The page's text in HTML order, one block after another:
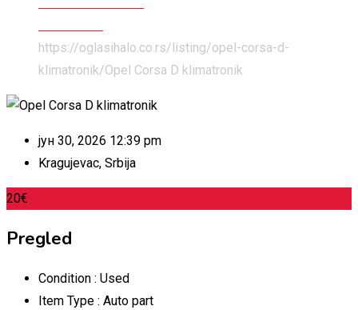
https://oglasihalo.co.rs/listing/opel-corsa-d-
klimatronik/Opel Corsa D klimatronik
јун 30, 2026 12:39 pm
Kragujevac, Srbija
20€
Pregled
Condition : Used
Item Type : Auto part